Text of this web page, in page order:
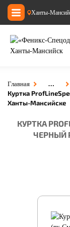
Ханты-
Главная …
Куртка
Ханты-Мансийске
КУРТКА
ЧЕРНЫЙ